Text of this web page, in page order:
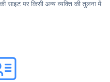
साइट पर किसी अन्य व्यक्ति की तुलना में